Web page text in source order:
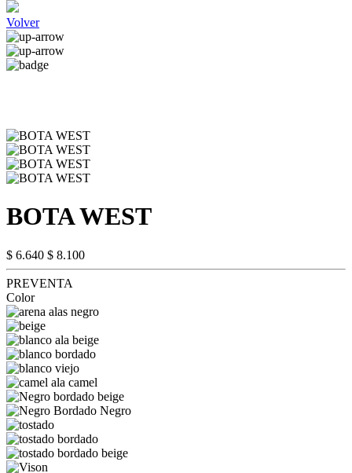
Volver
BOTA WEST
$ 6.640 $ 8.100
PREVENTA
Color